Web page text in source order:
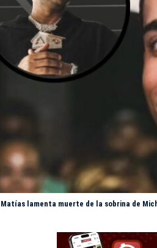
lamenta muerte de la sobrina de